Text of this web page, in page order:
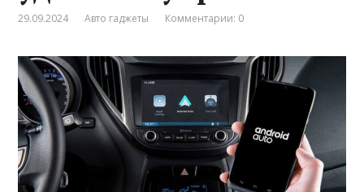
29.09.2024 Авто гаджеты Комментарии: 0